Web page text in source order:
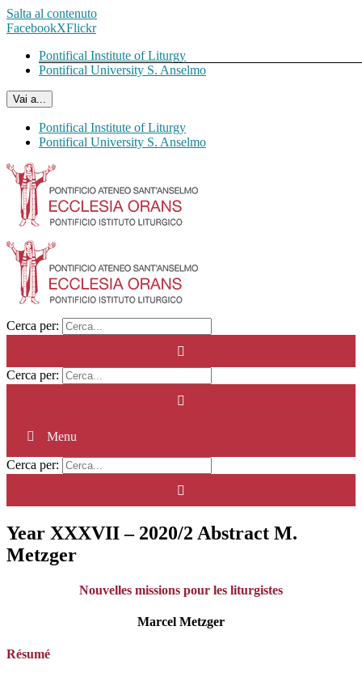
Salta al contenuto
FacebookXFlickr
Pontifical Institute of Liturgy
Pontifical University S. Anselmo
Vai a...
Pontifical Institute of Liturgy
Pontifical University S. Anselmo
Cerca per:
Cerca per:
Menu
Cerca per:
Year XXXVII – 2020/2 Abstract M.
Metzger
Nouvelles missions pour les liturgistes
Marcel Metzger
Résumé